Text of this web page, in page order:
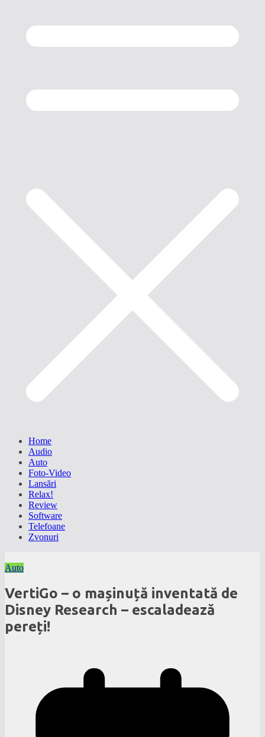
Home
Audio
Auto
Foto-Video
Lansări
Relax!
Review
Software
Telefoane
Zvonuri
Auto
VertiGo – o mașinuță inventată de
Disney Research – escaladează
pereți!